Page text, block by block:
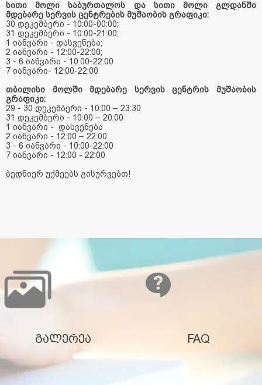
სითი მოლი საბურთალოს და სითი მოლი გლდანში
მდებარე სერვის ცენტრების მუშაობის გრაფიკი:
30 დეკემბერი - 10:00-00:00;
31 დეკემბერი - 10:00-21:00;
1 იანვარი - დასვენება;
2 იანვარი - 12:00-22:00;
3 - 6 იანვარი - 10:00-22:00
7 იანვარი- 12:00-22:00
თბილისი მოლში მდებარე სერვის ცენტრის მუშაობის
გრაფიკი:
29 - 30 დეკემბერი - 10:00 – 23:30
31 დეკემბერი - 10:00 – 20:00
1 იანვარი - დასვენება
2 იანვარი - 12:00 – 22:00
3 - 6 იანვარი - 10:00-22:00
7 იანვარი - 12:00 - 22:00
ბედნიერ უქმეებს გისურვებთ!
გალერეა FAQ